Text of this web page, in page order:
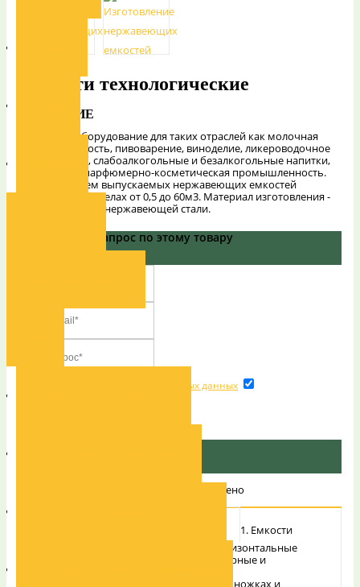
Емкости технологические
ОПИСАНИЕ
Емкостное оборудование для таких отраслей как молочная
промышленность, пивоварение, виноделие, ликероводочное
производство, слабоалкогольные и безалкогольные напитки,
химическая, парфюмерно-косметическая промышленность.
Рабочий объем выпускаемых нержавеющих емкостей
находится в пределах от 0,5 до 60м3. Материал изготовления -
различные виды нержавеющей стали.
Задайте Ваш вапрос по этому товару
Согласие на обработку персональных данных
Ваше сообщение было успешно отправлено
1. Емкости
вертикальные и горизонтальные
2. Емкости стационарные и
3. Емкости на регулируемых по высоте ножках и